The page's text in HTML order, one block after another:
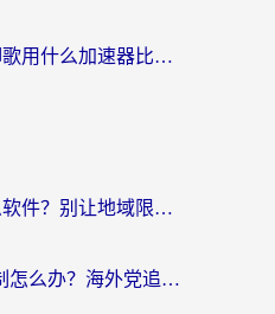
国外玩国服浮生为卿歌用什么加速器比较好？海外党亲测不踩坑指南
在海外听音乐用什么软件？别让地域限制断了你的华语歌单
芒果TV海外地区限制怎么办？海外党追剧看片的实用加速器选择指南